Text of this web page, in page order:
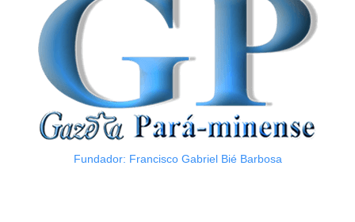
Fundador: Francisco Gabriel Bié Barbosa